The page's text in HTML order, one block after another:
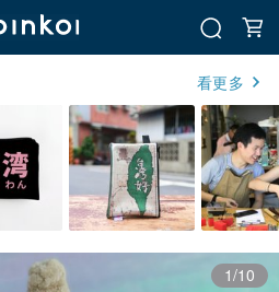
看更多
1/10